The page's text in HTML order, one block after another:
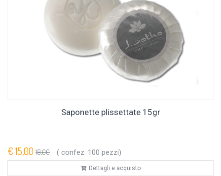
Saponette plissettate 15gr
€ 15,00 18,00 ( confez. 100 pezzi)
Dettagli e acquisto